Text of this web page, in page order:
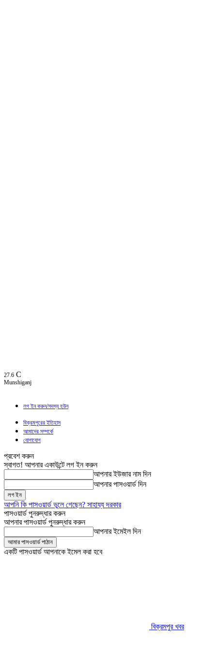
27.6 C
Munshiganj
লগ ইন করুন/সদস্য হউন
বিক্রমপুরের ইতিহাস
আমাদের সম্পর্কে
যোগাযোগ
প্রবেশ করুন
স্বাগত! আপনার একাউন্টে লগ ইন করুন
আপনার ইউজার নাম দিন
আপনার পাসওয়ার্ড দিন
আপনি কি পাসওয়ার্ড ভুলে গেছেন? সাহায্য দরকার
পাসওয়ার্ড পুনরুদ্ধার করুন
আপনার পাসওয়ার্ড পুনরুদ্ধার করুন
আপনার ইমেইল দিন
একটি পাসওয়ার্ড আপনাকে ইমেল করা হবে
বিক্রমপুর খবর